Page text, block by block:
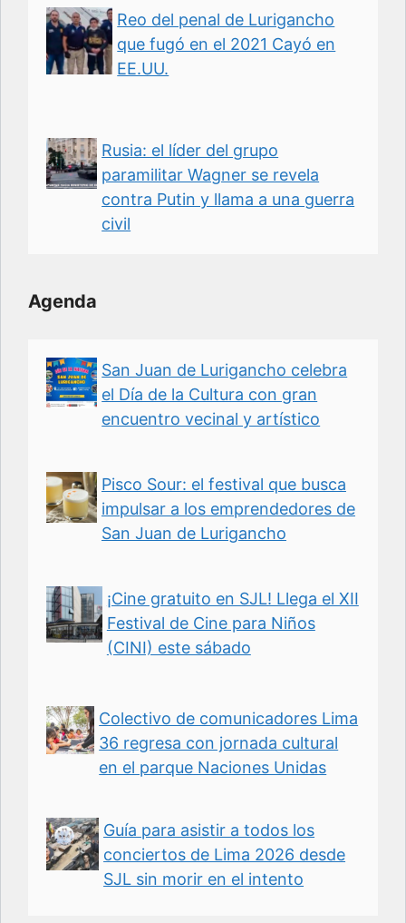
Reo del penal de Lurigancho
que fugó en el 2021 Cayó en
EE.UU.
Rusia: el líder del grupo
paramilitar Wagner se revela
contra Putin y llama a una guerra
civil
Agenda
San Juan de Lurigancho celebra
el Día de la Cultura con gran
encuentro vecinal y artístico
Pisco Sour: el festival que busca
impulsar a los emprendedores de
San Juan de Lurigancho
¡Cine gratuito en SJL! Llega el XII
Festival de Cine para Niños
(CINI) este sábado
Colectivo de comunicadores Lima
36 regresa con jornada cultural
en el parque Naciones Unidas
Guía para asistir a todos los
conciertos de Lima 2026 desde
SJL sin morir en el intento